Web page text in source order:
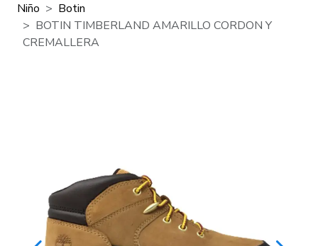
Niño
Botin
BOTIN TIMBERLAND AMARILLO CORDON Y
CREMALLERA